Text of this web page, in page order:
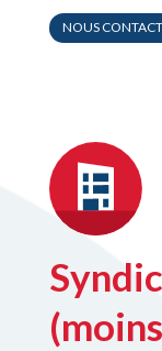
NOUS